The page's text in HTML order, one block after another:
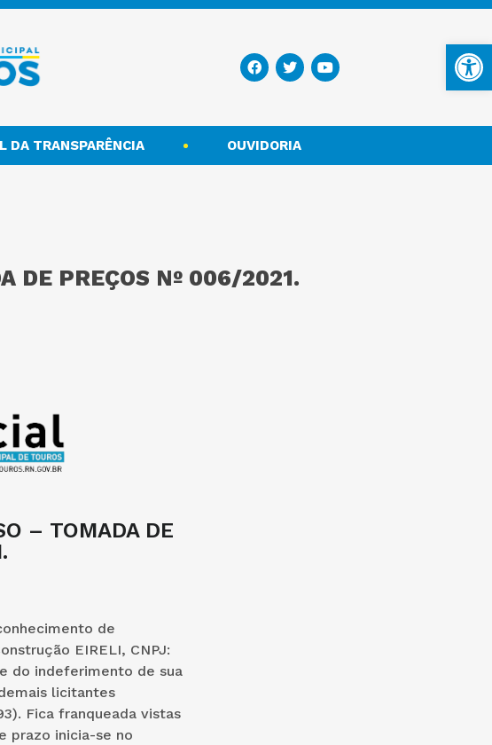
DA TRANSPARÊNCIA OUVIDORIA
DE PREÇOS Nº 006/2021.
– TOMADA DE
de
EIRELI, CNPJ:
do indeferimento de sua
licitantes
Fica franqueada vistas
prazo inicia-se no